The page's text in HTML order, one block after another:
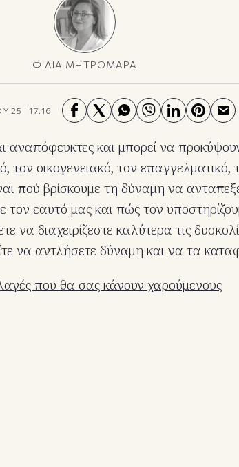
ΦΙΛΙΑ ΜΗΤΡΟΜΑΡΑ
25 |17:16
αναπόφευκτες και μπορεί να
τον οικογενειακό, τον επαγγελματικό,
πού βρίσκουμε τη δύναμη να
τον εαυτό μας και πώς τον
να διαχειρίζεστε καλύτερα τις
να αντλήσετε δύναμη και να τα
που θα σας κάνουν χαρούμενους